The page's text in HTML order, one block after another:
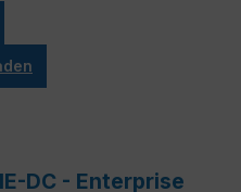
DC - Enterprise